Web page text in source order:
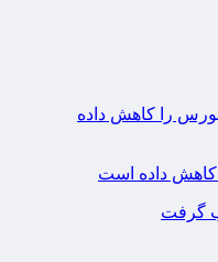
کاهش داده است